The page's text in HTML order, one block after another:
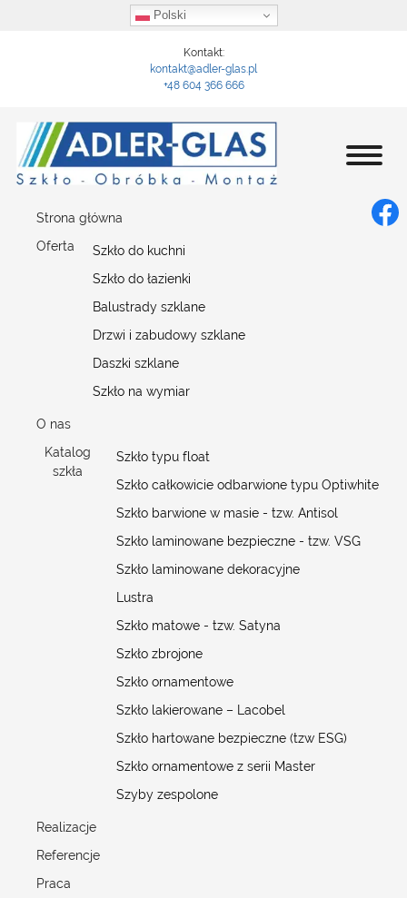
Polski
Kontakt:
kontakt@adler-glas.pl
+48 604 366 666
Strona główna
Oferta
Szkło do kuchni
Szkło do łazienki
Balustrady szklane
Drzwi i zabudowy szklane
Daszki szklane
Szkło na wymiar
O nas
Katalog
szkła
Szkło typu float
Szkło całkowicie odbarwione typu Optiwhite
Szkło barwione w masie - tzw. Antisol
Szkło laminowane bezpieczne - tzw. VSG
Szkło laminowane dekoracyjne
Lustra
Szkło matowe - tzw. Satyna
Szkło zbrojone
Szkło ornamentowe
Szkło lakierowane – Lacobel
Szkło hartowane bezpieczne (tzw ESG)
Szkło ornamentowe z serii Master
Szyby zespolone
Realizacje
Referencje
Praca